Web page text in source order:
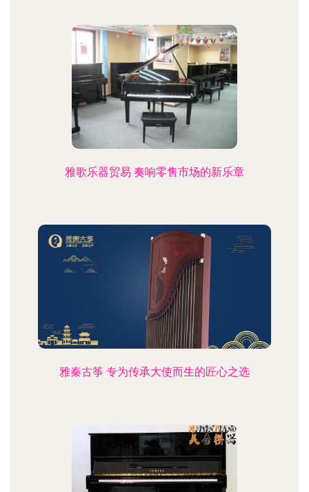
雅歌乐器贸易 奏响零售市场的新乐章
雅秦古筝 专为传承大使而生的匠心之选